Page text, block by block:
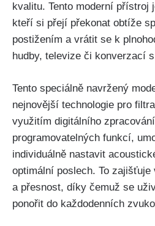
kvalitu. Tento moderní přístroj
kteří si přejí překonat obtíže
postižením a vrátit se k
hudby, televize či konverzací
Tento speciálně navržený
nejnovější technologie pro
využitím digitálního
programovatelných funkcí,
individuálně nastavit
optimální poslech. To
a přesnost, díky čemuž se
ponořit do každodenních